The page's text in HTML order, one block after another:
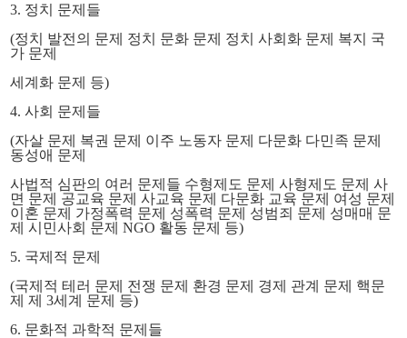
3. 정치 문제들
(정치 발전의 문제 정치 문화 문제 정치 사회화 문제 복지 국
가 문제
세계화 문제 등)
4. 사회 문제들
(자살 문제 복권 문제 이주 노동자 문제 다문화 다민족 문제
동성애 문제
사법적 심판의 여러 문제들 수형제도 문제 사형제도 문제 사
면 문제 공교육 문제 사교육 문제 다문화 교육 문제 여성 문제
이혼 문제 가정폭력 문제 성폭력 문제 성범죄 문제 성매매 문
제 시민사회 문제 NGO 활동 문제 등)
5. 국제적 문제
(국제적 테러 문제 전쟁 문제 환경 문제 경제 관계 문제 핵문
제 제 3세계 문제 등)
6. 문화적 과학적 문제들